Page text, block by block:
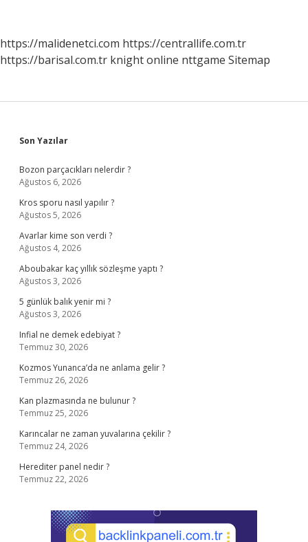
https://malidenetci.com https://centrallife.com.tr
https://barisal.com.tr knight online nttgame Sitemap
Sidebar
Son Yazılar
Bozon parçacıkları nelerdir ?
Ağustos 6, 2026
Kros sporu nasıl yapılır ?
Ağustos 5, 2026
Avarlar kime son verdi ?
Ağustos 4, 2026
Aboubakar kaç yıllık sözleşme yaptı ?
Ağustos 3, 2026
5 günlük balık yenir mi ?
Ağustos 3, 2026
Infial ne demek edebiyat ?
Temmuz 30, 2026
Kozmos Yunanca’da ne anlama gelir ?
Temmuz 26, 2026
Kan plazmasında ne bulunur ?
Temmuz 25, 2026
Karıncalar ne zaman yuvalarına çekilir ?
Temmuz 24, 2026
Herediter panel nedir ?
Temmuz 22, 2026